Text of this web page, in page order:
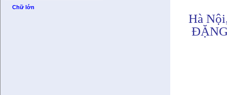
Chữ lớn
Hà
ĐẶNG